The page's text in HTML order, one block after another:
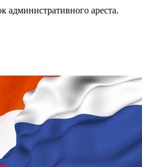
административного ареста.